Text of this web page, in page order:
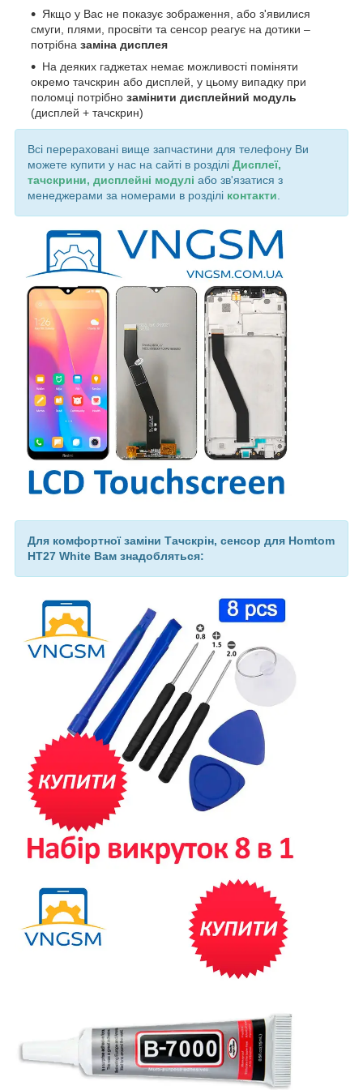
Якщо у Вас не показує зображення, або з'явилися
смуги, плями, просвіти та сенсор реагує на дотики –
потрібна заміна дисплея
На деяких гаджетах немає можливості поміняти
окремо тачскрин або дисплей, у цьому випадку при
поломці потрібно замінити дисплейний модуль
(дисплей + тачскрин)
Всі перераховані вище запчастини для телефону Ви
можете купити у нас на сайті в розділі Дисплеї,
тачскрини, дисплейні модулі або зв'язатися з
менеджерами за номерами в розділі контакти
Для комфортної заміни Тачскрін, сенсор для Homtom
HT27 White Вам знадобляться: